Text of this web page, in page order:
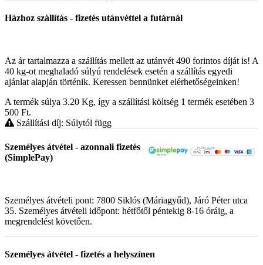
Házhoz szállítás - fizetés utánvéttel a futárnál
Az ár tartalmazza a szállítás mellett az utánvét 490 forintos díját is! A
40 kg-ot meghaladó súlyú rendelések esetén a szállítás egyedi
ajánlat alapján történik. Keressen bennünket elérhetőségeinken!
A termék súlya 3.20 Kg, így a szállítási költség 1 termék esetében 3
500 Ft.
Szállítási díj: Súlytól függ
Személyes átvétel - azonnali fizetés
(SimplePay)
Személyes átvételi pont: 7800 Siklós (Máriagyűd), Járó Péter utca
35. Személyes átvételi időpont: hétfőtől péntekig 8-16 óráig, a
megrendelést követően.
Személyes átvétel - fizetés a helyszínen